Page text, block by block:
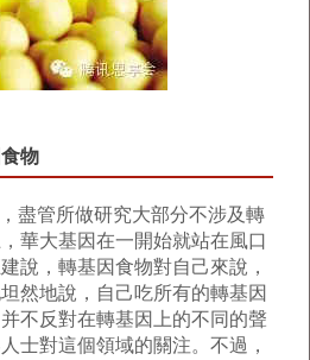
物
盡管所做研究大部分不涉及轉
華大基因在一開始就站在風口
說，轉基因食物對自己來說，
然地說，自己吃所有的轉基因
不反對在轉基因上的不同的聲
士對這個領域的關注。不過，